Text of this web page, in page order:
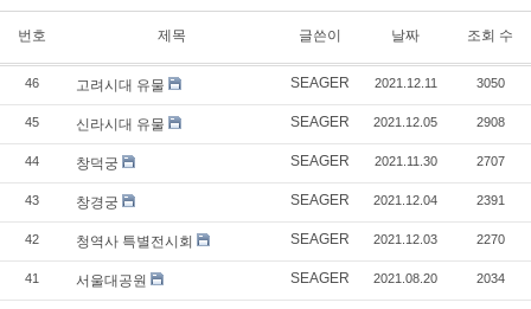
번호 제목 글쓴이 날짜 조회 수
46 고려시대 유물 SEAGER 2021.12.11 3050
45 신라시대 유물 SEAGER 2021.12.05 2908
44 창덕궁 SEAGER 2021.11.30 2707
43 창경궁 SEAGER 2021.12.04 2391
42 청역사 특별전시회 SEAGER 2021.12.03 2270
41 서울대공원 SEAGER 2021.08.20 2034